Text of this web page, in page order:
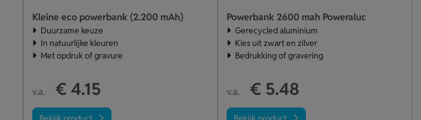
Kleine eco powerbank (2.200 mAh)
Duurzame keuze
In natuurlijke kleuren
Met opdruk of gravure
v.a. € 4.15
Powerbank 2600 mah Poweraluc
Gerecycled aluminium
Kies uit zwart en zilver
Bedrukking of gravering
v.a. € 5.48